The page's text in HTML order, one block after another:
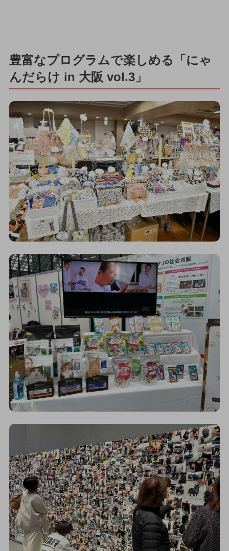
豊富なプログラムで楽しめる「にゃ
んだらけ in 大阪 vol.3」